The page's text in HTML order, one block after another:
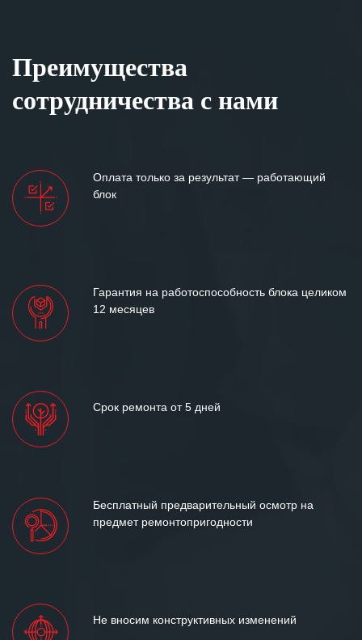
Преимущества
сотрудничества с нами
Оплата только за результат — работающий
блок
Гарантия на работоспособность блока целиком
12 месяцев
Срок ремонта от 5 дней
Бесплатный предварительный осмотр на
предмет ремонтопригодности
Не вносим конструктивных изменений